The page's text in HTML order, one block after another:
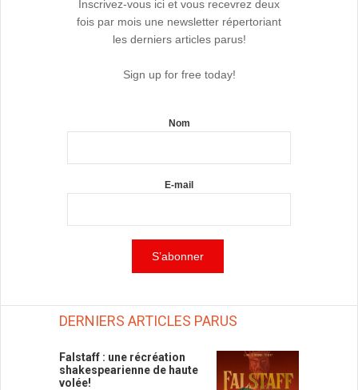
Inscrivez-vous ici et vous recevrez deux
fois par mois une newsletter répertoriant
les derniers articles parus!
Sign up for free today!
Nom
E-mail
DERNIERS ARTICLES PARUS
Falstaff : une récréation
shakespearienne de haute
volée!